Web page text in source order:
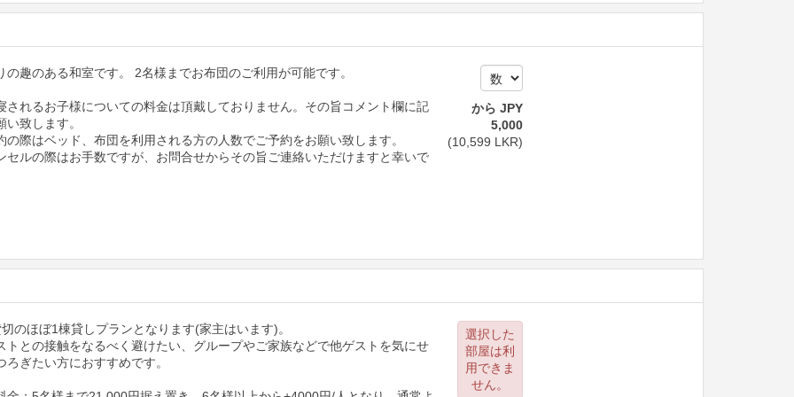
の趣のある和室です。 2名様までお布団のご利用が可能です。
れるお子様についての料金は頂戴しておりません。その旨コメント欄に記
い致します。
際はベッド、布団を利用される方の人数でご予約をお願い致します。
ルの際はお手数ですが、お問合せからその旨ご連絡いただけますと幸いで
から JPY
5,000
(10,599 LKR)
のほぼ1棟貸しプランとなります(家主はいます)。
トとの接触をなるべく避けたい、グループやご家族などで他ゲストを気にせ
ろぎたい方におすすめです。
選択した
部屋は利
用できま
せん。